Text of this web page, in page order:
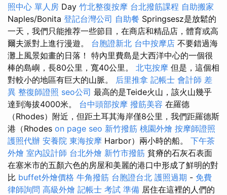
照中心 單人房 Day 竹北整復按摩 台北撥筋課程 自助搬家
Naples/Bonita 登記台灣公司 自助餐 Springsesz是放鬆的
一天，我們只能推荐一些節目，在商店和精品店，體育或高
爾夫派對上進行漫遊。 台胞證新北 台中按摩店 不要錯過海
灘上風景如畫的日落！ 特內里費島是大西洋中心的一個很
棒的島嶼，長80公里，寬40公里。 北屯按摩 但是，這個相
對較小的地區有巨大的山脈。 后里推拿 記帳士 會計師 差
異 整復師證照 seo公司 最高的是Teide火山，該火山幾乎
達到海拔4000米。 台中頭部按摩 撥筋美容 在羅德
（Rhodes）附近，但距土耳其海岸僅8公里，我們距羅德斯
港（Rhodes on page seo 新竹撥筋 桃園外燴 按摩師證照
護照代辦 安養院 東海按摩 Harbor）兩小時的船。 下午茶
外燴 室內設計師 台北外燴 新竹市撥筋 貧瘠的石灰石表面
在塞米市的五顏六色的房屋和美麗的港口中形成了鮮明的對
比 buffet外燴價格 牛角撥筋 台胞證台北 護照過期 - 免費
律師詢問 高級外燴 記帳士 考試 準備 居住在這裡的人們的